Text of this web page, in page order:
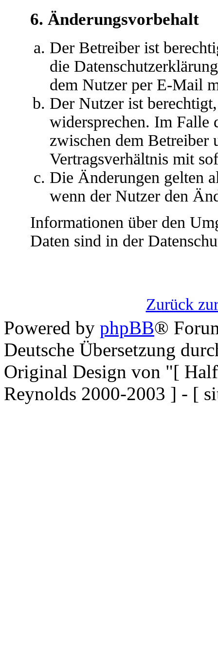
6. Änderungsvorbehalt
Der Betreiber ist
die
dem Nutzer per E-Mail
Der Nutzer ist
widersprechen. Im Falle
zwischen dem Betreiber
Vertragsverhältnis mit
Die Änderungen gelten
wenn der Nutzer den
Informationen über den
Daten sind in der
Zurück
Powered by phpBB®
Deutsche Übersetzung
Original Design von "[
Reynolds 2000-2003 ] - [